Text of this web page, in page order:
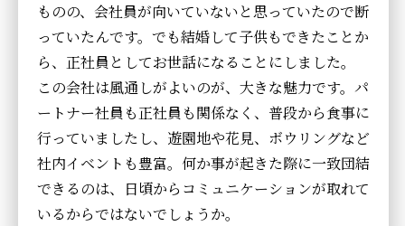
ものの、会社員が向いていないと思っていたので断
っていたんです。でも結婚して子供もできたことか
ら、正社員としてお世話になることにしました。
この会社は風通しがよいのが、大きな魅力です。パ
ートナー社員も正社員も関係なく、普段から食事に
行っていましたし、遊園地や花見、ボウリングなど
社内イベントも豊富。何か事が起きた際に一致団結
できるのは、日頃からコミュニケーションが取れて
いるからではないでしょうか。